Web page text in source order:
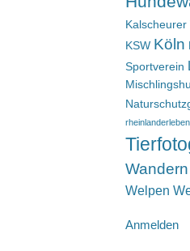
Kalscheurer
KSW Köln
Sportverein
rheinlanderleben
Welpen
Anmelden